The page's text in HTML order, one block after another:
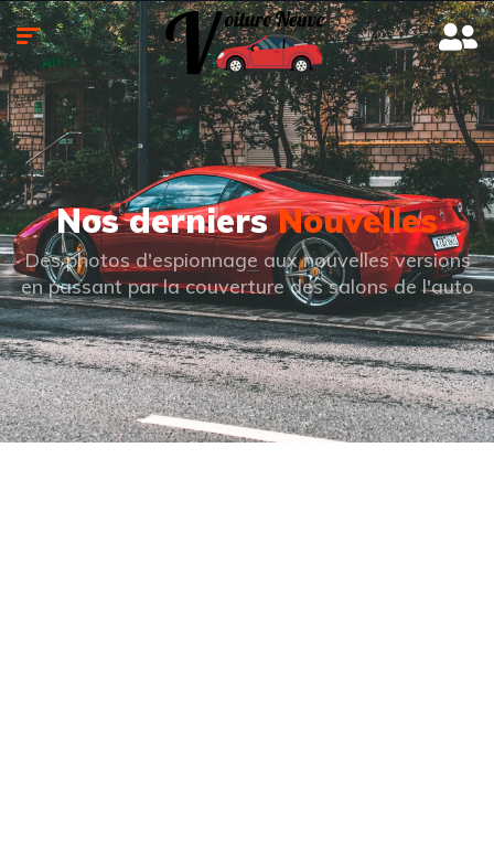
Nos derniersNouvelles
Des photos d'espionnage aux nouvelles versions
en passant par la couverture des salons de l'auto